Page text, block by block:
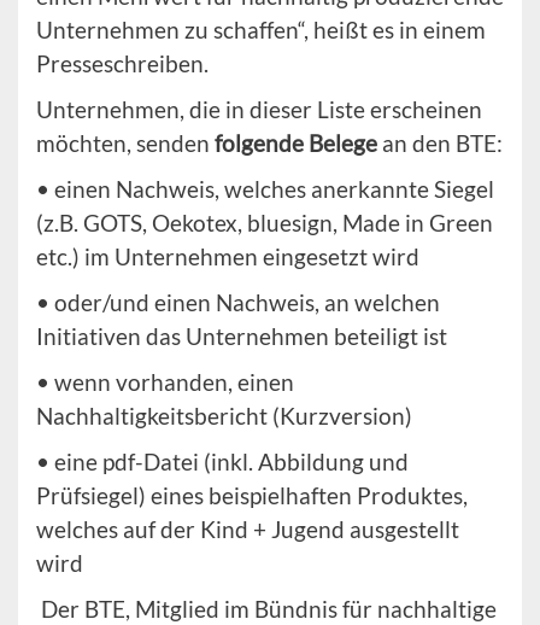
Unternehmen zu schaffen“, heißt es in einem
Presseschreiben.
Unternehmen, die in dieser Liste erscheinen
möchten, senden folgende Belege an den BTE:
• einen Nachweis, welches anerkannte Siegel
(z.B. GOTS, Oekotex, bluesign, Made in Green
etc.) im Unternehmen eingesetzt wird
• oder/und einen Nachweis, an welchen
Initiativen das Unternehmen beteiligt ist
• wenn vorhanden, einen
Nachhaltigkeitsbericht (Kurzversion)
• eine pdf-Datei (inkl. Abbildung und
Prüfsiegel) eines beispielhaften Produktes,
welches auf der Kind + Jugend ausgestellt
wird
Der BTE, Mitglied im Bündnis für nachhaltige